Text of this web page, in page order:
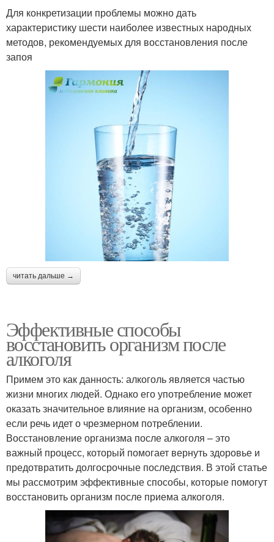
Для конкретизации проблемы можно дать
характеристику шести наиболее известных народных
методов, рекомендуемых для восстановления после
запоя
читать дальше →
Эффективные способы
восстановить организм после
алкоголя
Примем это как данность: алкоголь является частью
жизни многих людей. Однако его употребление может
оказать значительное влияние на организм, особенно
если речь идет о чрезмерном потреблении.
Восстановление организма после алкоголя – это
важный процесс, который помогает вернуть здоровье и
предотвратить долгосрочные последствия. В этой статье
мы рассмотрим эффективные способы, которые помогут
восстановить организм после приема алкоголя.